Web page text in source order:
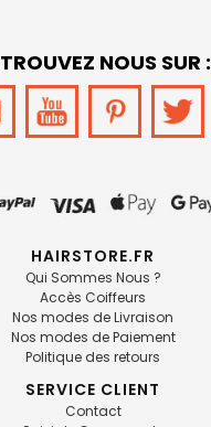
NOUS SUR :
HAIRSTORE.FR
Qui Sommes Nous ?
Accès Coiffeurs
Nos modes de Livraison
Nos modes de Paiement
Politique des retours
SERVICE CLIENT
Contact